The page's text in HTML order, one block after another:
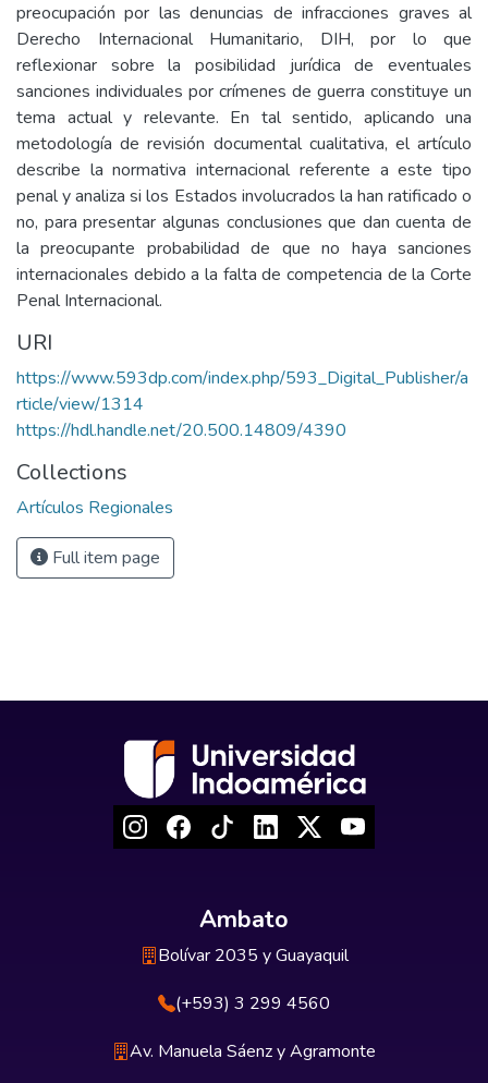
preocupación por las denuncias de infracciones graves al
Derecho Internacional Humanitario, DIH, por lo que
reflexionar sobre la posibilidad jurídica de eventuales
sanciones individuales por crímenes de guerra constituye un
tema actual y relevante. En tal sentido, aplicando una
metodología de revisión documental cualitativa, el artículo
describe la normativa internacional referente a este tipo
penal y analiza si los Estados involucrados la han ratificado o
no, para presentar algunas conclusiones que dan cuenta de
la preocupante probabilidad de que no haya sanciones
internacionales debido a la falta de competencia de la Corte
Penal Internacional.
URI
https://www.593dp.com/index.php/593_Digital_Publisher/a
rticle/view/1314
https://hdl.handle.net/20.500.14809/4390
Collections
Artículos Regionales
Full item page
Ambato
Bolívar 2035 y Guayaquil
(+593) 3 299 4560
Av. Manuela Sáenz y Agramonte